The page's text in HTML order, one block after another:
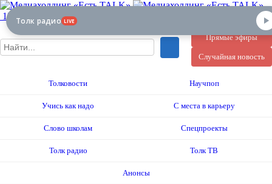
12+
Прямые эфиры
Случайная новость
Толковости Научпоп
Учись как надо С места в карьеру
Слово школам Спецпроекты
Толк радио Толк ТВ
Анонсы
Толк радио LIVE